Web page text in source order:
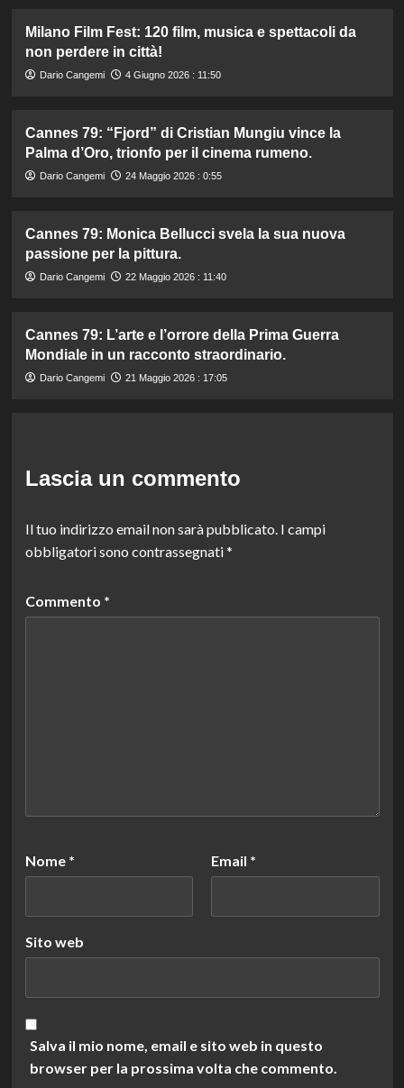
Milano Film Fest: 120 film, musica e spettacoli da
non perdere in città!
Dario Cangemi 4 Giugno 2026 : 11:50
Cannes 79: “Fjord” di Cristian Mungiu vince la
Palma d’Oro, trionfo per il cinema rumeno.
Dario Cangemi 24 Maggio 2026 : 0:55
Cannes 79: Monica Bellucci svela la sua nuova
passione per la pittura.
Dario Cangemi 22 Maggio 2026 : 11:40
Cannes 79: L’arte e l’orrore della Prima Guerra
Mondiale in un racconto straordinario.
Dario Cangemi 21 Maggio 2026 : 17:05
Lascia un commento
Il tuo indirizzo email non sarà pubblicato. I campi
obbligatori sono contrassegnati*
Commento *
Nome * Email *
Sito web
Salva il mio nome, email e sito web in questo
browser per la prossima volta che commento.